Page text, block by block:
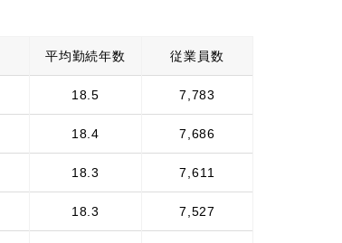
平均勤続年数 従業員数
18.5 7,783
18.4 7,686
18.3 7,611
18.3 7,527